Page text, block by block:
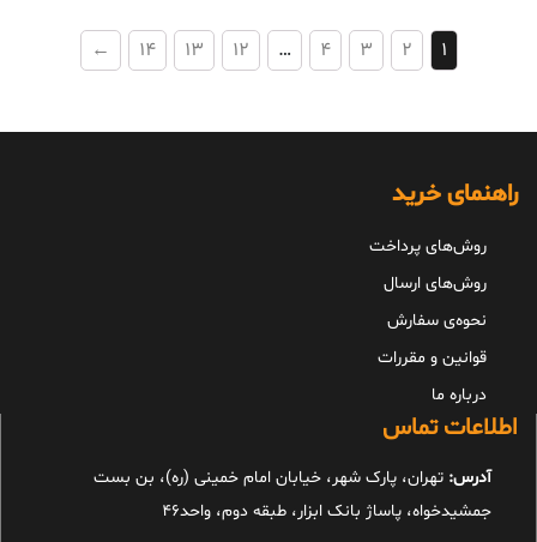
1
2
3
4
…
12
13
14
←
راهنمای خرید
روش‌های پرداخت
روش‌های ارسال
نحوه‌ی سفارش
قوانین و مقررات
درباره ما
اطلاعات تماس
آدرس: تهران، پارک شهر، خیابان امام خمینی (ره)، بن بست
جمشیدخواه، پاساژ بانک ابزار، طبقه دوم، واحد46